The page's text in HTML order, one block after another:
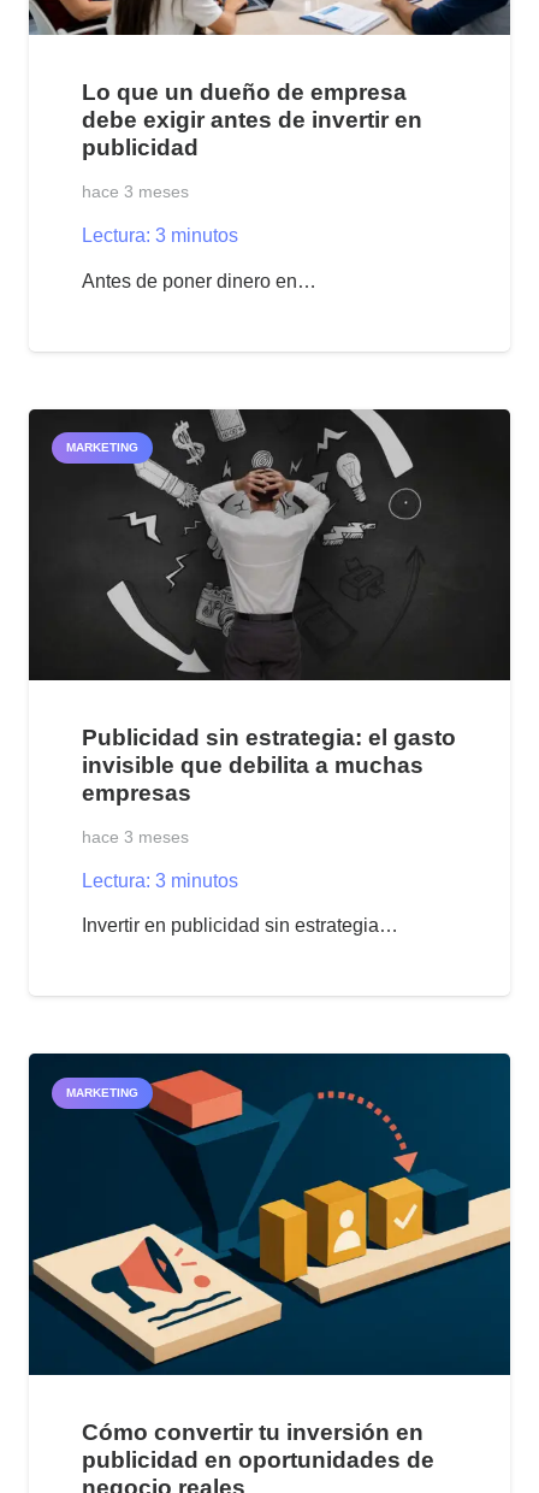
Lo que un dueño de empresa
debe exigir antes de invertir en
publicidad
hace 3 meses
Lectura: 3 minutos
Antes de poner dinero en…
MARKETING
Publicidad sin estrategia: el gasto
invisible que debilita a muchas
empresas
hace 3 meses
Lectura: 3 minutos
Invertir en publicidad sin estrategia…
MARKETING
Cómo convertir tu inversión en
publicidad en oportunidades de
negocio reales